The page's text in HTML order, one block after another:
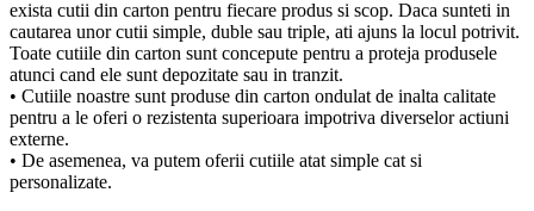
exista cutii din carton pentru fiecare produs si scop. Daca sunteti in
cautarea unor cutii simple, duble sau triple, ati ajuns la locul potrivit.
Toate cutiile din carton sunt concepute pentru a proteja produsele
atunci cand ele sunt depozitate sau in tranzit.
• Cutiile noastre sunt produse din carton ondulat de inalta calitate
pentru a le oferi o rezistenta superioara impotriva diverselor actiuni
externe.
• De asemenea, va putem oferii cutiile atat simple cat si
personalizate.